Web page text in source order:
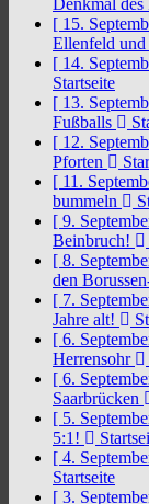
Denkmal des
[ 15.
Ellenfeld und
[ 14.
Startseite
[ 13.
Fußballs
[ 12.
Pforten
[ 11.
bummeln
[ 9.
Beinbruch!
[ 8.
den
[ 7.
Jahre alt!
[ 6.
Herrensohr
[ 6.
Saarbrücken
[ 5.
5:1!
[ 4.
Startseite
[ 3.